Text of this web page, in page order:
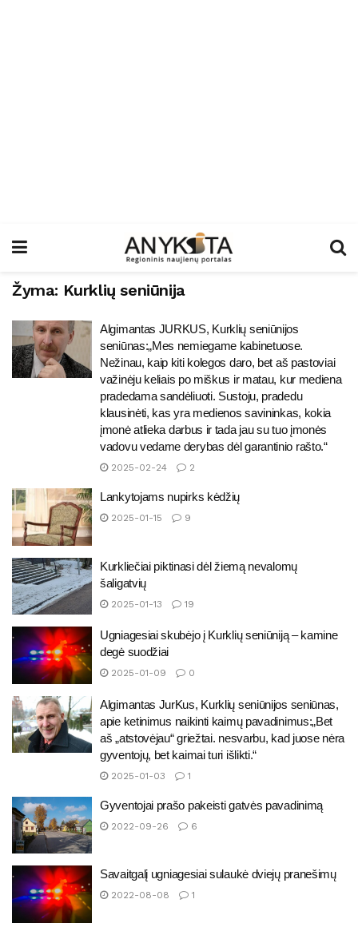
Žyma: Kurklių seniūnija
Algimantas JURKUS, Kurklių seniūnijos
seniūnas:„Mes nemiegame kabinetuose.
Nežinau, kaip kiti kolegos daro, bet aš pastoviai
važinėju keliais po miškus ir matau, kur mediena
pradedama sandėliuoti. Sustoju, pradedu
klausinėti, kas yra medienos savininkas, kokia
įmonė atlieka darbus ir tada jau su tuo įmonės
vadovu vedame derybas dėl garantinio rašto.“
2025-02-24 2
Lankytojams nupirks kėdžių
2025-01-15 9
Kurkliečiai piktinasi dėl žiemą nevalomų
šaligatvių
2025-01-13 19
Ugniagesiai skubėjo į Kurklių seniūniją – kamine
degė suodžiai
2025-01-09 0
Algimantas JurKus, Kurklių seniūnijos seniūnas,
apie ketinimus naikinti kaimų pavadinimus:„Bet
aš „atstovėjau“ griežtai. nesvarbu, kad juose nėra
gyventojų, bet kaimai turi išlikti.“
2025-01-03 1
Gyventojai prašo pakeisti gatvės pavadinimą
2022-09-26 6
Savaitgalį ugniagesiai sulaukė dviejų pranešimų
2022-08-08 1